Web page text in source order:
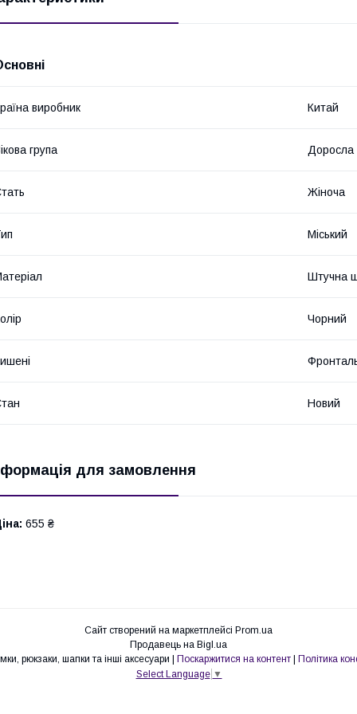
виробник Китай
група Доросла
Жіноча
Міський
Штучна
Чорний
Новий
для замовлення
655 ₴
Сайт створений на маркетплейсі Prom.ua
Продавець на Bigl.ua
Pull Store - Cумки, рюкзаки, шапки та інші аксесуари | Поскаржитися на контент | Політика
Select Language ▼